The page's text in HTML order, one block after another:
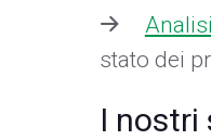
stato dei
I nostri